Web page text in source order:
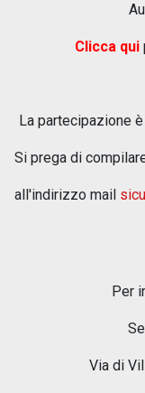
Clicca qui
La partecipazione
Si prega di
all'indirizzo mail
Per
Via di